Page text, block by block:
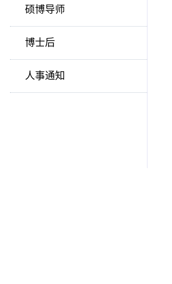
硕博导师
博士后
人事通知